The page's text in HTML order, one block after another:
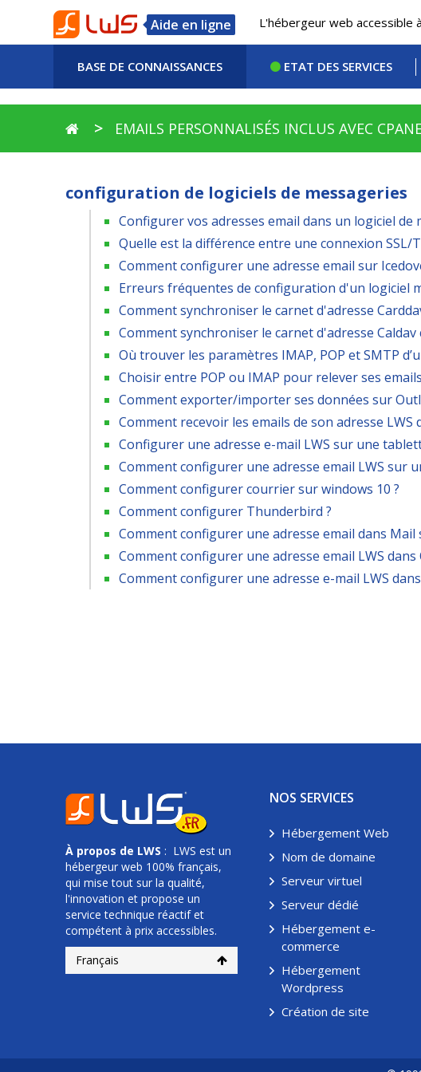
Aide en ligne L'hébergeur web accessible
BASE DE CONNAISSANCES ETAT DES SERVICES
EMAILS PERSONNALISÉS INCLUS AVEC
configuration de logiciels de messageries
Configurer vos adresses email dans un logiciel de
Quelle est la différence entre une connexion SSL/
Comment configurer une adresse email sur
Erreurs fréquentes de configuration d'un logiciel
Comment synchroniser le carnet d'adresse
Comment synchroniser le carnet d'adresse
Où trouver les paramètres IMAP, POP et SMTP
Choisir entre POP ou IMAP pour relever ses emails
Comment exporter/importer ses données sur
Comment recevoir les emails de son adresse LWS
Configurer une adresse e-mail LWS sur une
Comment configurer une adresse email LWS sur
Comment configurer courrier sur windows 10 ?
Comment configurer Thunderbird ?
Comment configurer une adresse email dans Mail
Comment configurer une adresse email LWS dans
Comment configurer une adresse e-mail LWS
À propos de LWS : LWS est un
hébergeur web 100% français,
qui mise tout sur la qualité,
l'innovation et propose un
service technique réactif et
compétent à prix accessibles.
Français
NOS SERVICES
Hébergement Web
Nom de domaine
Serveur virtuel
Serveur dédié
Hébergement e-
commerce
Hébergement
Wordpress
Création de site